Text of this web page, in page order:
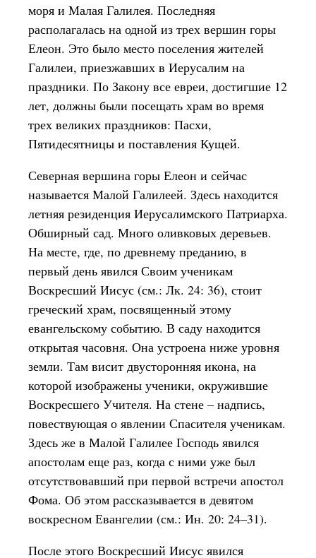
моря и Малая Галилея. Последняя
располагалась на одной из трех вершин горы
Елеон. Это было место поселения жителей
Галилеи, приезжавших в Иерусалим на
праздники. По Закону все евреи, достигшие 12
лет, должны были посещать храм во время
трех великих праздников: Пасхи,
Пятидесятницы и поставления Кущей.
Северная вершина горы Елеон и сейчас
называется Малой Галилеей. Здесь находится
летняя резиденция Иерусалимского Патриарха.
Обширный сад. Много оливковых деревьев.
На месте, где, по древнему преданию, в
первый день явился Своим ученикам
Воскресший Иисус (см.: Лк. 24: 36), стоит
греческий храм, посвященный этому
евангельскому событию. В саду находится
открытая часовня. Она устроена ниже уровня
земли. Там висит двусторонняя икона, на
которой изображены ученики, окружившие
Воскресшего Учителя. На стене – надпись,
повествующая о явлении Спасителя ученикам.
Здесь же в Малой Галилее Господь явился
апостолам еще раз, когда с ними уже был
отсутствовавший при первой встречи апостол
Фома. Об этом рассказывается в девятом
воскресном Евангелии (см.: Ин. 20: 24–31).
После этого Воскресший Иисус явился